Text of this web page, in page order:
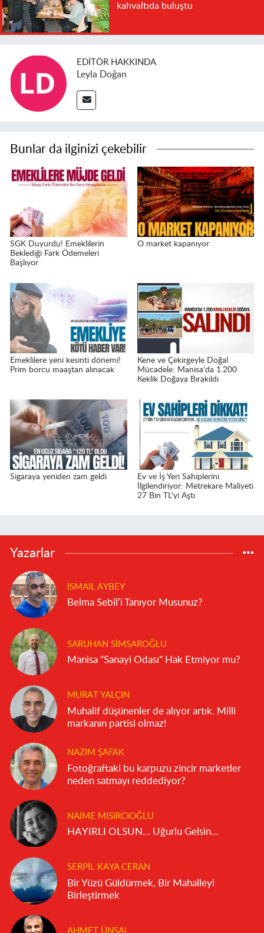
kahvaltıda buluştu
EDITÖR HAKKINDA
Leyla Doğan
Bunlar da ilginizi çekebilir
SGK Duyurdu! Emeklilerin
Beklediği Fark Ödemeleri
Başlıyor
O market kapanıyor
Emeklilere yeni kesinti dönemi!
Prim borcu maaştan alınacak
Kene ve Çekirgeyle Doğal
Mücadele: Manisa'da 1.200
Keklik Doğaya Bırakıldı
Sigaraya yeniden zam geldi
Ev ve İş Yeri Sahiplerini
İlgilendiriyor: Metrekare Maliyeti
27 Bin TL'yi Aştı
Yazarlar
İSMAIL AYBEY
Belma Sebil’i Tanıyor Musunuz?
SARUHAN SIMSAROĞLU
Manisa "Sanayi Odası" Hak Etmiyor mu?
MURAT YALÇIN
Muhalif düşünenler de alıyor artık. Milli
markanın partisi olmaz!
NAZIM ŞAFAK
Fotoğraftaki bu karpuzu zincir marketler
neden satmayı reddediyor?
NAIME MISIRCIOĞLU
HAYIRLI OLSUN… Uğurlu Gelsin…
SERPIL KAYA CERAN
Bir Yüzü Güldürmek, Bir Mahalleyi
Birleştirmek
AHMET ÜNSAL